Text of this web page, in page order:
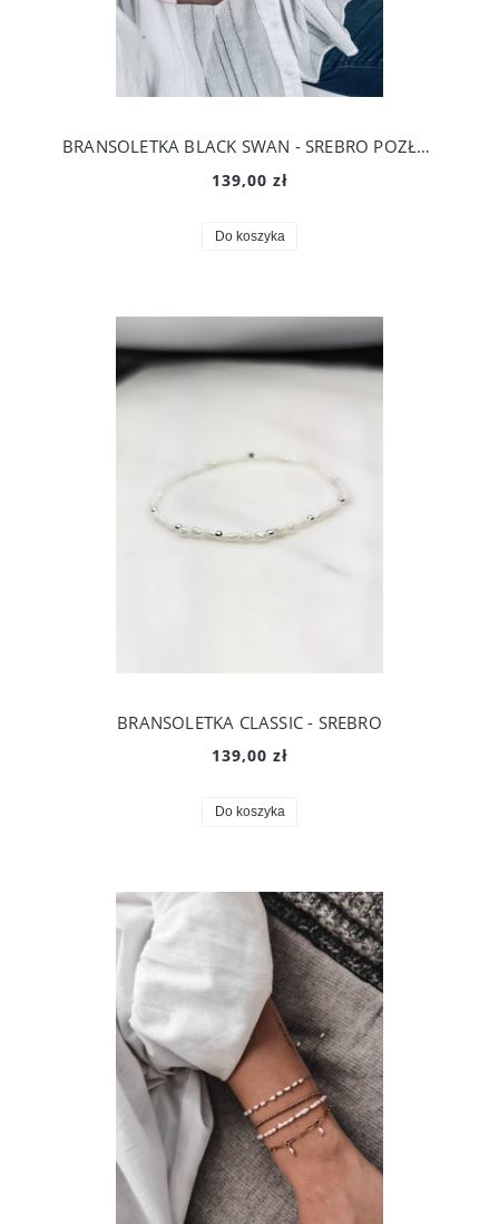
BRANSOLETKA BLACK SWAN - SREBRO POZŁACANE
139,00 zł
Do koszyka
BRANSOLETKA CLASSIC - SREBRO
139,00 zł
Do koszyka